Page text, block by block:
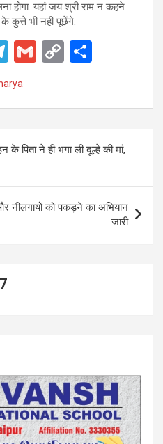
होगा. यहां जय श्री राम न कहने
कुत्ते भी नहीं पूछेंगे.
T
e
a
G
C
n
पिता ने ही भगा ली दूल्हे की मां,
नीलगायों को पकड़ने का अभियान
जारी